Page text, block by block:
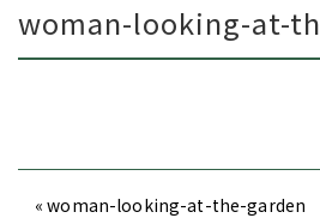
woman-looking-at-
« woman-looking-at-the-garden